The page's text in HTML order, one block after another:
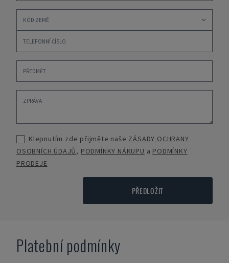
Klepnutím zde přijměte naše ZÁSADY OCHRANY
OSOBNÍCH ÚDAJŮ, PODMÍNKY NÁKUPU a PODMÍNKY
PRODEJE
PŘEDLOŽIT
Platební podmínky